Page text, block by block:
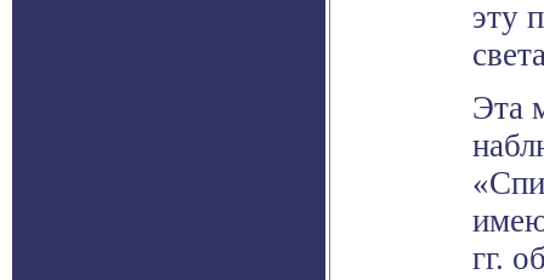
эту
Эта
гг.